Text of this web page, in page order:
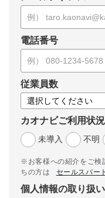
電話番号
従業員数
カオナビご利用状況
未導入
不明
※お客様への紹介をご検
ちの方は
セールスパー
個人情報の取り扱い